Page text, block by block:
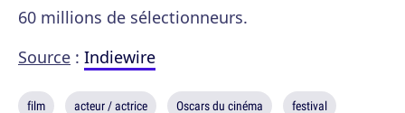
60 millions de sélectionneurs.
Source : Indiewire
film acteur / actrice Oscars du cinéma festival